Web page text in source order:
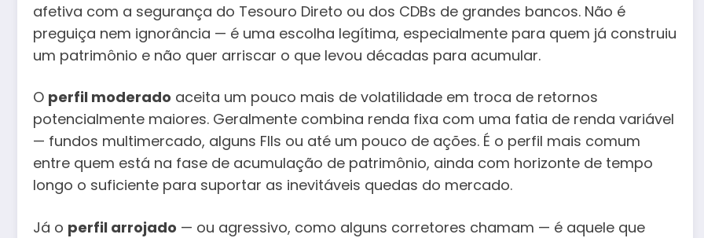
afetiva com a segurança do Tesouro Direto ou dos CDBs de grandes bancos. Não é
preguiça nem ignorância — é uma escolha legítima, especialmente para quem já construiu
um patrimônio e não quer arriscar o que levou décadas para acumular.
O perfil moderado aceita um pouco mais de volatilidade em troca de retornos
potencialmente maiores. Geralmente combina renda fixa com uma fatia de renda variável
— fundos multimercado, alguns FIIs ou até um pouco de ações. É o perfil mais comum
entre quem está na fase de acumulação de patrimônio, ainda com horizonte de tempo
longo o suficiente para suportar as inevitáveis quedas do mercado.
Já o perfil arrojado — ou agressivo, como alguns corretores chamam — é aquele que